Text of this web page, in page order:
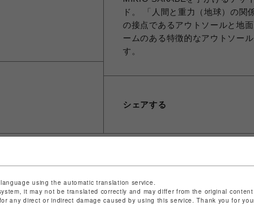
ド。 「人間と重力（地球）の関
の接点であるアウトソールと地
ームのある特徴的なアウトソー
す。
シェアする
ROYAL FLASH
using the automatic translation service.
it may not be translated correctly and may differ from the original
any direct or indirect damage caused by using this service. Thank you for